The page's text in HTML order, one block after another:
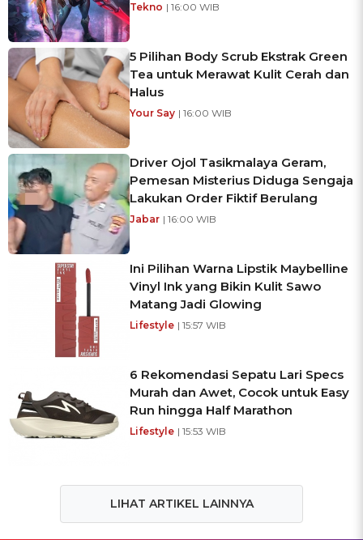
Tekno | 16:00 WIB
5 Pilihan Body Scrub Ekstrak Green
Tea untuk Merawat Kulit Cerah dan
Halus
Your Say | 16:00 WIB
Driver Ojol Tasikmalaya Geram,
Pemesan Misterius Diduga Sengaja
Lakukan Order Fiktif Berulang
Jabar | 16:00 WIB
Ini Pilihan Warna Lipstik Maybelline
Vinyl Ink yang Bikin Kulit Sawo
Matang Jadi Glowing
Lifestyle | 15:57 WIB
6 Rekomendasi Sepatu Lari Specs
Murah dan Awet, Cocok untuk Easy
Run hingga Half Marathon
Lifestyle | 15:53 WIB
LIHAT ARTIKEL LAINNYA